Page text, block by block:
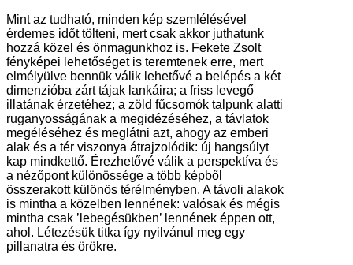
Mint az tudható, minden kép szemlélésével
érdemes időt tölteni, mert csak akkor juthatunk
hozzá közel és önmagunkhoz is. Fekete Zsolt
fényképei lehetőséget is teremtenek erre, mert
elmélyülve bennük válik lehetővé a belépés a két
dimenzióba zárt tájak lankáira; a friss levegő
illatának érzetéhez; a zöld fűcsomók talpunk alatti
ruganyosságának a megidézéséhez, a távlatok
megéléséhez és meglátni azt, ahogy az emberi
alak és a tér viszonya átrajzolódik: új hangsúlyt
kap mindkettő. Érezhetővé válik a perspektíva és
a nézőpont különössége a több képből
összerakott különös térélményben. A távoli alakok
is mintha a közelben lennének: valósak és mégis
mintha csak ’lebegésükben’ lennének éppen ott,
ahol. Létezésük titka így nyilvánul meg egy
pillanatra és örökre.